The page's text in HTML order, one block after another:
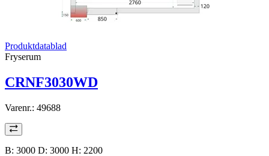
Produktdatablad
Fryserum
CRNF3030WD
Varenr.: 49688
B: 3000 D: 3000 H: 2200